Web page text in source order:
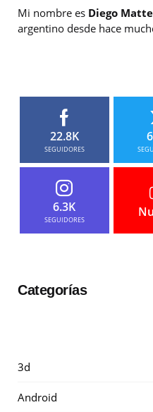
Mi nombre es Diego
argentino desde hace
22.8K
SEGUIDORES
6.3K
SEGUIDORES
Categorías
3d
Android